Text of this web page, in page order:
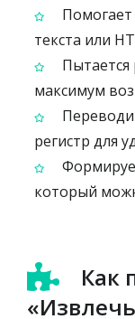
Помогает
текста или
максимум
регистр для
который
Как